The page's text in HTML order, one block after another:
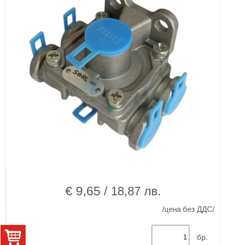
€ 9,65 / 18,87 лв.
/цена без ДДС/
бр.